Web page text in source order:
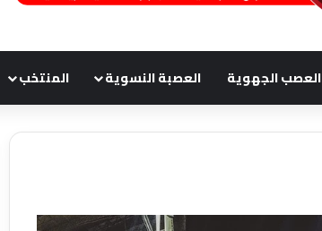
العصب الجهوية العصبة النسوية المنتخب